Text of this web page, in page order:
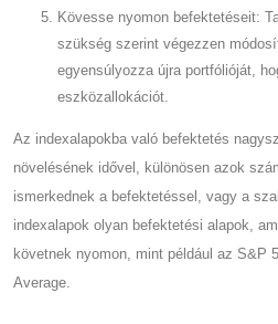
Kövesse nyomon befektetéseit:
szükség szerint végezzen
egyensúlyozza újra portfólióját,
eszközallokációt.
Az indexalapokba való befektetés
növelésének idővel, különösen azok
ismerkednek a befektetéssel, vagy a
indexalapok olyan befektetési alapok,
követnek nyomon, mint például az S&P
Average.